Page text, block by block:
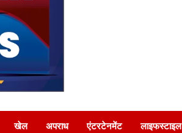
खेल अपराध एंटरटेनमेंट लाइफस्टाइल